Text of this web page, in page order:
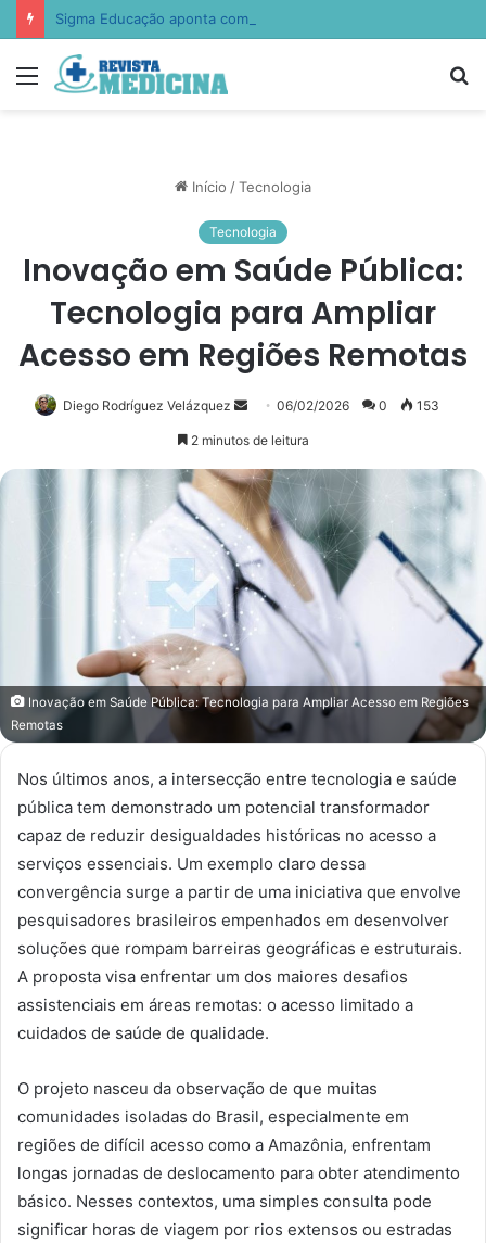
Menu
Início /Tecnologia
Tecnologia
Inovação em Saúde Pública:
Tecnologia para Ampliar
Acesso em Regiões Remotas
Diego Rodríguez Velázquez
Mande
um
mail
06/02/2026 0 153
2 minutos de leitura
Inovação em Saúde Pública: Tecnologia para Ampliar Acesso em Regiões
Remotas
Nos últimos anos, a intersecção entre tecnologia e saúde
pública tem demonstrado um potencial transformador
capaz de reduzir desigualdades históricas no acesso a
serviços essenciais. Um exemplo claro dessa
convergência surge a partir de uma iniciativa que envolve
pesquisadores brasileiros empenhados em desenvolver
soluções que rompam barreiras geográficas e estruturais.
A proposta visa enfrentar um dos maiores desafios
assistenciais em áreas remotas: o acesso limitado a
cuidados de saúde de qualidade.
O projeto nasceu da observação de que muitas
comunidades isoladas do Brasil, especialmente em
regiões de difícil acesso como a Amazônia, enfrentam
longas jornadas de deslocamento para obter atendimento
básico. Nesses contextos, uma simples consulta pode
significar horas de viagem por rios extensos ou estradas